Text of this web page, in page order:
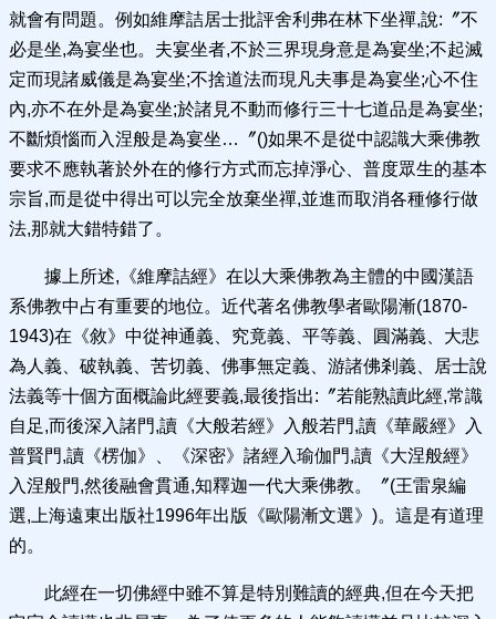
就會有問題。例如維摩詰居士批評舍利弗在林下坐禪,說:〞不
必是坐,為宴坐也。夫宴坐者,不於三界現身意是為宴坐;不起滅
定而現諸威儀是為宴坐;不捨道法而現凡夫事是為宴坐;心不住
內,亦不在外是為宴坐;於諸見不動而修行三十七道品是為宴坐;
不斷煩惱而入涅般是為宴坐…〞()如果不是從中認識大乘佛教
要求不應執著於外在的修行方式而忘掉淨心、普度眾生的基本
宗旨,而是從中得出可以完全放棄坐禪,並進而取消各種修行做
法,那就大錯特錯了。
據上所述,《維摩詰經》在以大乘佛教為主體的中國漢語
系佛教中占有重要的地位。近代著名佛教學者歐陽漸(1870-
1943)在《敘》中從神通義、究竟義、平等義、圓滿義、大悲
為人義、破執義、苦切義、佛事無定義、游諸佛剎義、居士說
法義等十個方面概論此經要義,最後指出:〞若能熟讀此經,常識
自足,而後深入諸門,讀《大般若經》入般若門,讀《華嚴經》入
普賢門,讀《楞伽》、《深密》諸經入瑜伽門,讀《大涅般經》
入涅般門,然後融會貫通,知釋迦一代大乘佛教。〞(王雷泉編
選,上海遠東出版社1996年出版《歐陽漸文選》)。這是有道理
的。
此經在一切佛經中雖不算是特別難讀的經典,但在今天把